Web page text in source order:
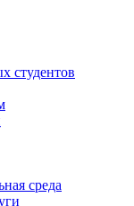
студентов
среда